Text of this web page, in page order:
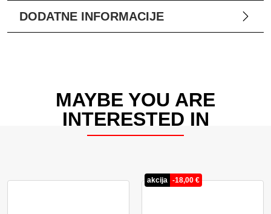
DODATNE INFORMACIJE
MAYBE YOU ARE
INTERESTED IN
akcija -18,00 €